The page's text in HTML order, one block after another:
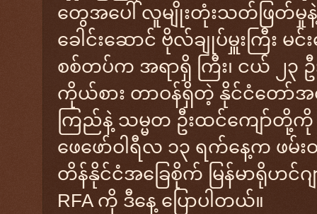
တွေအပေါ် လူမျိုးတုံးသတ်ဖြတ်မှုနဲ့
ခေါင်းဆောင် ဗိုလ်ချုပ်မှူးကြီး မ
စစ်တပ်က အရာရှိ ကြီး၊ ငယ် ၂၃
ကိုယ်စား တာဝန်ရှိတဲ့ နိုင်ငံတော်အ
ကြည်နဲ့ သမ္မတ ဦးထင်ကျော်တို့ကို
ဖေဖော်ဝါရီလ ၁၃ ရက်နေ့က ဖမ်
တိန်နိုင်ငံအခြေစိုက် မြန်မာရိုဟင်
RFA ကို ဒီနေ့ ပြောပါတယ်။